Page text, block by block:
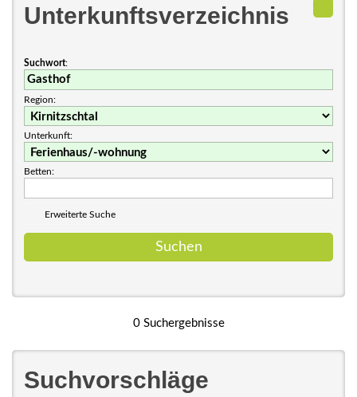
Unterkunftsverzeichnis
Suchwort:
Region:
Unterkunft:
Betten:
Erweiterte Suche
0 Suchergebnisse
Suchvorschläge